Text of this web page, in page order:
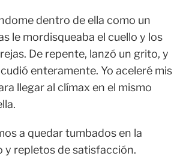
dentro de ella como un
le mordisqueaba el cuello y los
De repente, lanzó un grito, y
enteramente. Yo aceleré mis
llegar al clímax en el mismo
a quedar tumbados en la
y repletos de satisfacción.